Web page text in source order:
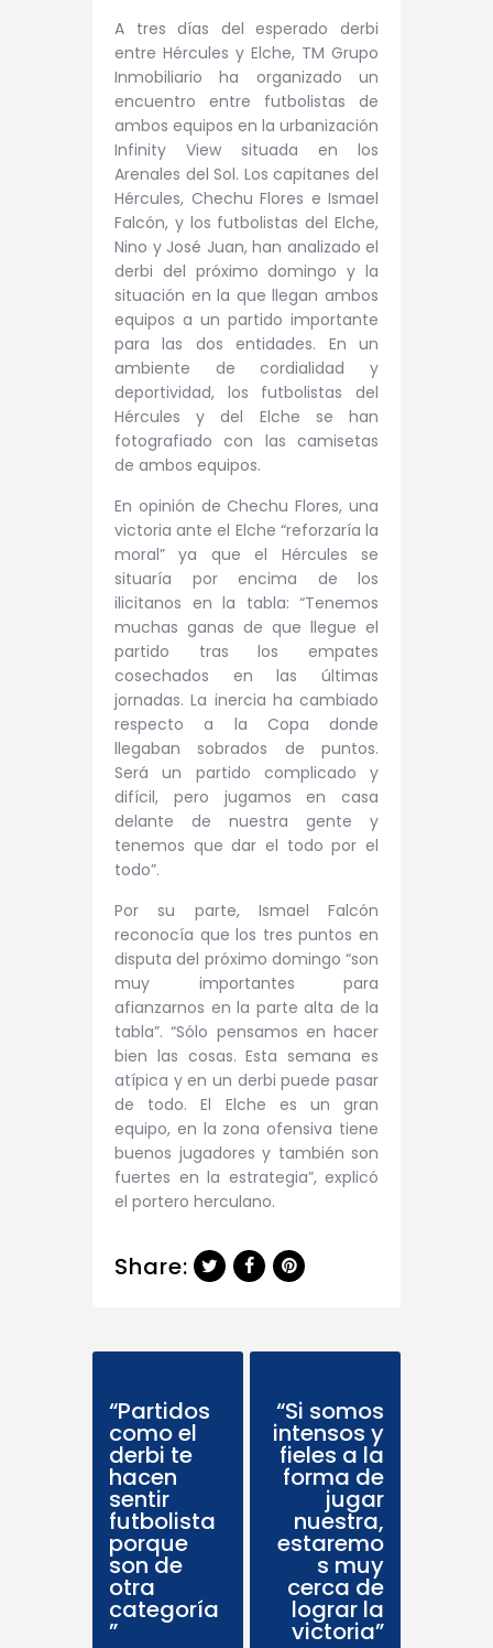
A tres días del esperado derbi
entre Hércules y Elche, TM Grupo
Inmobiliario ha organizado un
encuentro entre futbolistas de
ambos equipos en la urbanización
Infinity View situada en los
Arenales del Sol. Los capitanes del
Hércules, Chechu Flores e Ismael
Falcón, y los futbolistas del Elche,
Nino y José Juan, han analizado el
derbi del próximo domingo y la
situación en la que llegan ambos
equipos a un partido importante
para las dos entidades. En un
ambiente de cordialidad y
deportividad, los futbolistas del
Hércules y del Elche se han
fotografiado con las camisetas
de ambos equipos.
En opinión de Chechu Flores, una
victoria ante el Elche “reforzaría la
moral” ya que el Hércules se
situaría por encima de los
ilicitanos en la tabla: “Tenemos
muchas ganas de que llegue el
partido tras los empates
cosechados en las últimas
jornadas. La inercia ha cambiado
respecto a la Copa donde
llegaban sobrados de puntos.
Será un partido complicado y
difícil, pero jugamos en casa
delante de nuestra gente y
tenemos que dar el todo por el
todo”.
Por su parte, Ismael Falcón
reconocía que los tres puntos en
disputa del próximo domingo “son
muy importantes para
afianzarnos en la parte alta de la
tabla”. “Sólo pensamos en hacer
bien las cosas. Esta semana es
atípica y en un derbi puede pasar
de todo. El Elche es un gran
equipo, en la zona ofensiva tiene
buenos jugadores y también son
fuertes en la estrategia”, explicó
el portero herculano.
Share:
“Partidos
como el
derbi te
hacen
sentir
futbolista
porque
son de
otra
categoría
”
“Si somos
intensos y
fieles a la
forma de
jugar
nuestra,
estaremo
s muy
cerca de
lograr la
victoria”